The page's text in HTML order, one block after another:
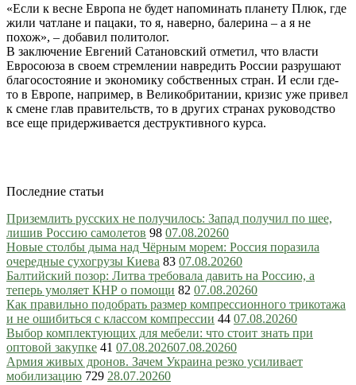
«Если к весне Европа не будет напоминать планету Плюк, где
жили чатлане и пацаки, то я, наверно, балерина – а я не
похож», – добавил политолог.
В заключение Евгений Сатановский отметил, что власти
Евросоюза в своем стремлении навредить России разрушают
благосостояние и экономику собственных стран. И если где-
то в Европе, например, в Великобритании, кризис уже привел
к смене глав правительств, то в других странах руководство
все еще придерживается деструктивного курса.
Последние статьи
Приземлить русских не получилось: Запад получил по шее,
лишив Россию самолетов 98 07.08.20260
Новые столбы дыма над Чёрным морем: Россия поразила
очередные сухогрузы Киева 83 07.08.20260
Балтийский позор: Литва требовала давить на Россию, а
теперь умоляет КНР о помощи 82 07.08.20260
Как правильно подобрать размер компрессионного трикотажа
и не ошибиться с классом компрессии 44 07.08.20260
Выбор комплектующих для мебели: что стоит знать при
оптовой закупке 41 07.08.202607.08.20260
Армия живых дронов. Зачем Украина резко усиливает
мобилизацию 729 28.07.20260